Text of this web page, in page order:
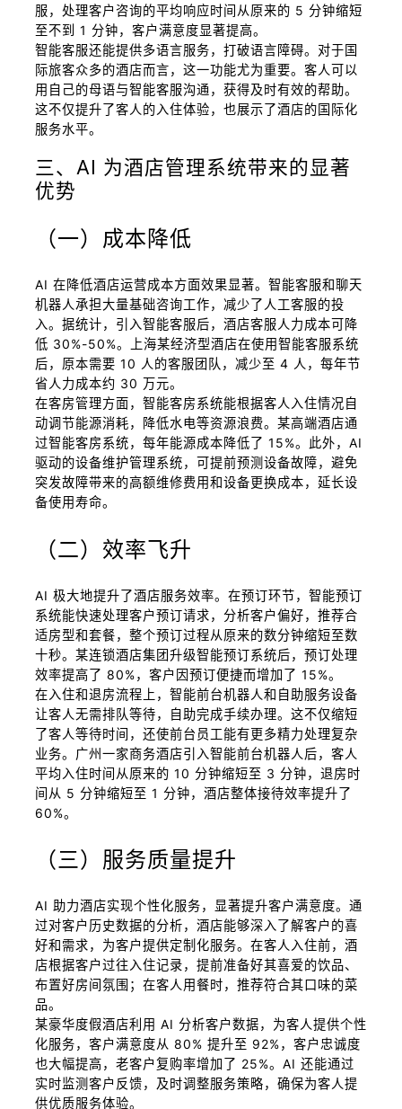
服，处理客户咨询的平均响应时间从原来的 5 分钟缩短
至不到 1 分钟，客户满意度显著提高。
智能客服还能提供多语言服务，打破语言障碍。对于国
际旅客众多的酒店而言，这一功能尤为重要。客人可以
用自己的母语与智能客服沟通，获得及时有效的帮助。
这不仅提升了客人的入住体验，也展示了酒店的国际化
服务水平。
三、AI 为酒店管理系统带来的显著
优势
（一）成本降低
AI 在降低酒店运营成本方面效果显著。智能客服和聊天
机器人承担大量基础咨询工作，减少了人工客服的投
入。据统计，引入智能客服后，酒店客服人力成本可降
低 30%-50%。上海某经济型酒店在使用智能客服系统
后，原本需要 10 人的客服团队，减少至 4 人，每年节
省人力成本约 30 万元。
在客房管理方面，智能客房系统能根据客人入住情况自
动调节能源消耗，降低水电等资源浪费。某高端酒店通
过智能客房系统，每年能源成本降低了 15%。此外，AI
驱动的设备维护管理系统，可提前预测设备故障，避免
突发故障带来的高额维修费用和设备更换成本，延长设
备使用寿命。
（二）效率飞升
AI 极大地提升了酒店服务效率。在预订环节，智能预订
系统能快速处理客户预订请求，分析客户偏好，推荐合
适房型和套餐，整个预订过程从原来的数分钟缩短至数
十秒。某连锁酒店集团升级智能预订系统后，预订处理
效率提高了 80%，客户因预订便捷而增加了 15%。
在入住和退房流程上，智能前台机器人和自助服务设备
让客人无需排队等待，自助完成手续办理。这不仅缩短
了客人等待时间，还使前台员工能有更多精力处理复杂
业务。广州一家商务酒店引入智能前台机器人后，客人
平均入住时间从原来的 10 分钟缩短至 3 分钟，退房时
间从 5 分钟缩短至 1 分钟，酒店整体接待效率提升了
60%。
（三）服务质量提升
AI 助力酒店实现个性化服务，显著提升客户满意度。通
过对客户历史数据的分析，酒店能够深入了解客户的喜
好和需求，为客户提供定制化服务。在客人入住前，酒
店根据客户过往入住记录，提前准备好其喜爱的饮品、
布置好房间氛围；在客人用餐时，推荐符合其口味的菜
品。
某豪华度假酒店利用 AI 分析客户数据，为客人提供个性
化服务，客户满意度从 80% 提升至 92%，客户忠诚度
也大幅提高，老客户复购率增加了 25%。AI 还能通过
实时监测客户反馈，及时调整服务策略，确保为客人提
供优质服务体验。